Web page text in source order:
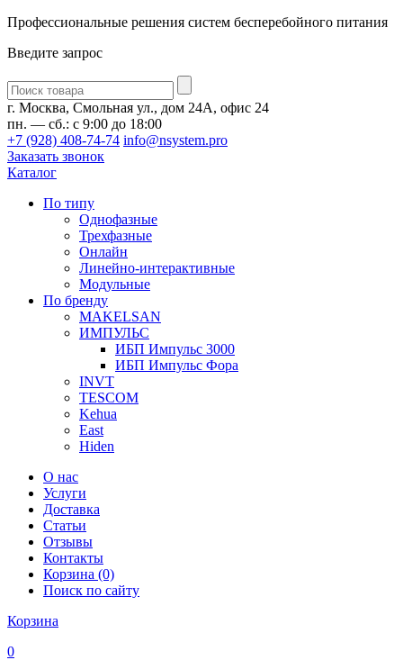
Профессиональные решения систем бесперебойного питания
Введите запрос
Введите
запрос
г. Москва, Смольная ул., дом 24А, офис 24
пн. — сб.: с 9:00 до 18:00
+7 (928) 408-74-74 info@nsystem.pro
Заказать звонок
Каталог
По типу
Однофазные
Трехфазные
Онлайн
Линейно-интерактивные
Модульные
По бренду
MAKELSAN
ИМПУЛЬС
ИБП Импульс 3000
ИБП Импульс Фора
INVT
TESCOM
Kehua
East
Hiden
О нас
Услуги
Доставка
Статьи
Отзывы
Контакты
Корзина (0)
Поиск по сайту
Корзина
0